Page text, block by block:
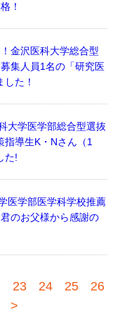
！
金沢医科大学総合型
集人員1名の「研究医
た！
大学医学部総合型選抜
指導生K・Nさん（1
た!
医学部医学科学校推薦
のお父様から感謝の
23 24 25
26
>